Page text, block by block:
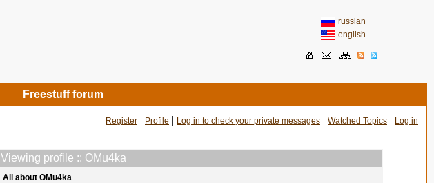
russian
english
Freestuff forum
Register | Profile | Log in to check your private messages | Watched Topics | Log in
Viewing profile :: OMu4ka
All about OMu4ka